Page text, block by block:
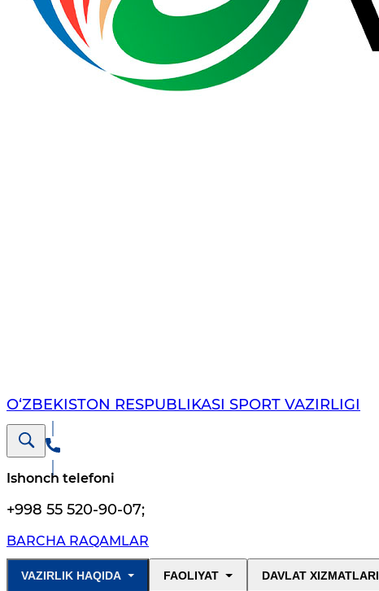
O‘ZBEKISTON RESPUBLIKASI SPORT VAZIRLIGI
Ishonch telefoni
+998 55 520-90-07;
BARCHA RAQAMLAR
VAZIRLIK HAQIDA FAOLIYAT DAVLAT XIZMATLARI